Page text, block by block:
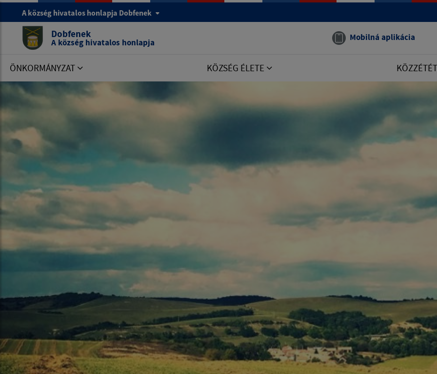
A község hivatalos honlapja Dobfenek
Dobfenek
A község hivatalos honlapja Mobilná aplikácia
ÖNKORMÁNYZAT KÖZSÉG ÉLETE